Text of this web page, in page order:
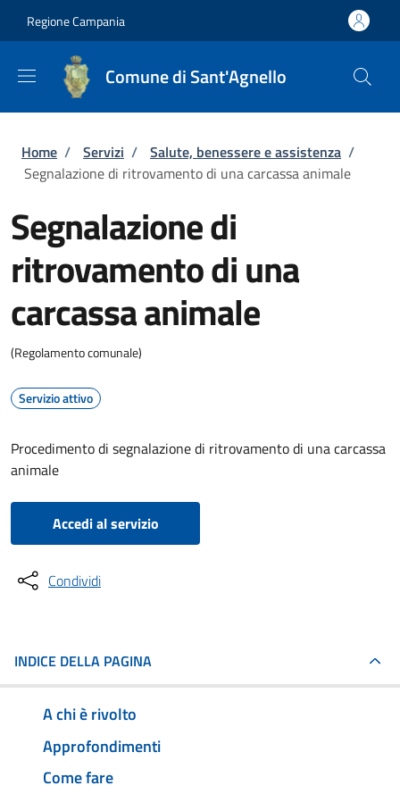
Regione Campania
Comune di Sant'Agnello
Briciole di pane
Home / Servizi / Salute, benessere e assistenza /
Segnalazione di ritrovamento di una carcassa animale
Segnalazione di
ritrovamento di una
carcassa animale
(Regolamento comunale)
Servizio attivo
Procedimento di segnalazione di ritrovamento di una carcassa
animale
Accedi al servizio
Condividi
INDICE DELLA PAGINA
A chi è rivolto
Approfondimenti
Come fare